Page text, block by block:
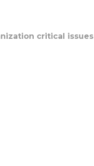
critical issues